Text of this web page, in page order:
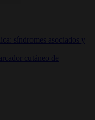
síndromes asociados y
cutáneo de